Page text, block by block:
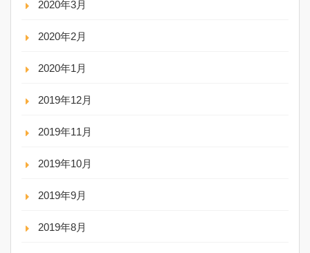
2020年3月
2020年2月
2020年1月
2019年12月
2019年11月
2019年10月
2019年9月
2019年8月